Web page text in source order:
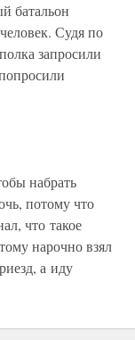
батальон
Судя по
запросили
набрать
потому что
что такое
нарочно взял
а иду